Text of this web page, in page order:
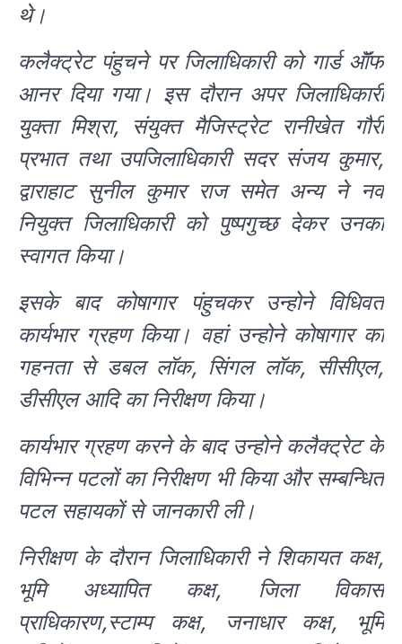
थे।
कलैक्ट्रेट पंहुचने पर जिलाधिकारी को गार्ड ऑॅफ
आनर दिया गया। इस दौरान अपर जिलाधिकारी
युक्ता मिश्रा, संयुक्त मैजिस्ट्रेट रानीखेत गौरी
प्रभात तथा उपजिलाधिकारी सदर संजय कुमार,
द्वाराहाट सुनील कुमार राज समेत अन्य ने नव
नियुक्त जिलाधिकारी को पुष्पगुच्छ देकर उनका
स्वागत किया।
इसके बाद कोषागार पंहुचकर उन्होने विधिवत
कार्यभार ग्रहण किया। वहां उन्होने कोषागार का
गहनता से डबल लॉक, सिंगल लॉक, सीसीएल,
डीसीएल आदि का निरीक्षण किया।
कार्यभार ग्रहण करने के बाद उन्होने कलैक्ट्रेट के
विभिन्न पटलों का निरीक्षण भी किया और सम्बन्धित
पटल सहायकों से जानकारी ली।
निरीक्षण के दौरान जिलाधिकारी ने शिकायत कक्ष,
भूमि अध्यापित कक्ष, जिला विकास
प्राधिकारण,स्टाम्प कक्ष, जनाधार कक्ष, भूमि